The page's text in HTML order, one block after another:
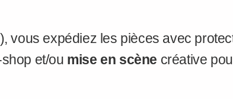
vous expédiez les pièces avec
shop et/ou mise en scène créative